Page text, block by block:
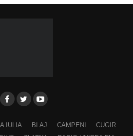
IULIA BLAJ CAMPENI
CUGIR